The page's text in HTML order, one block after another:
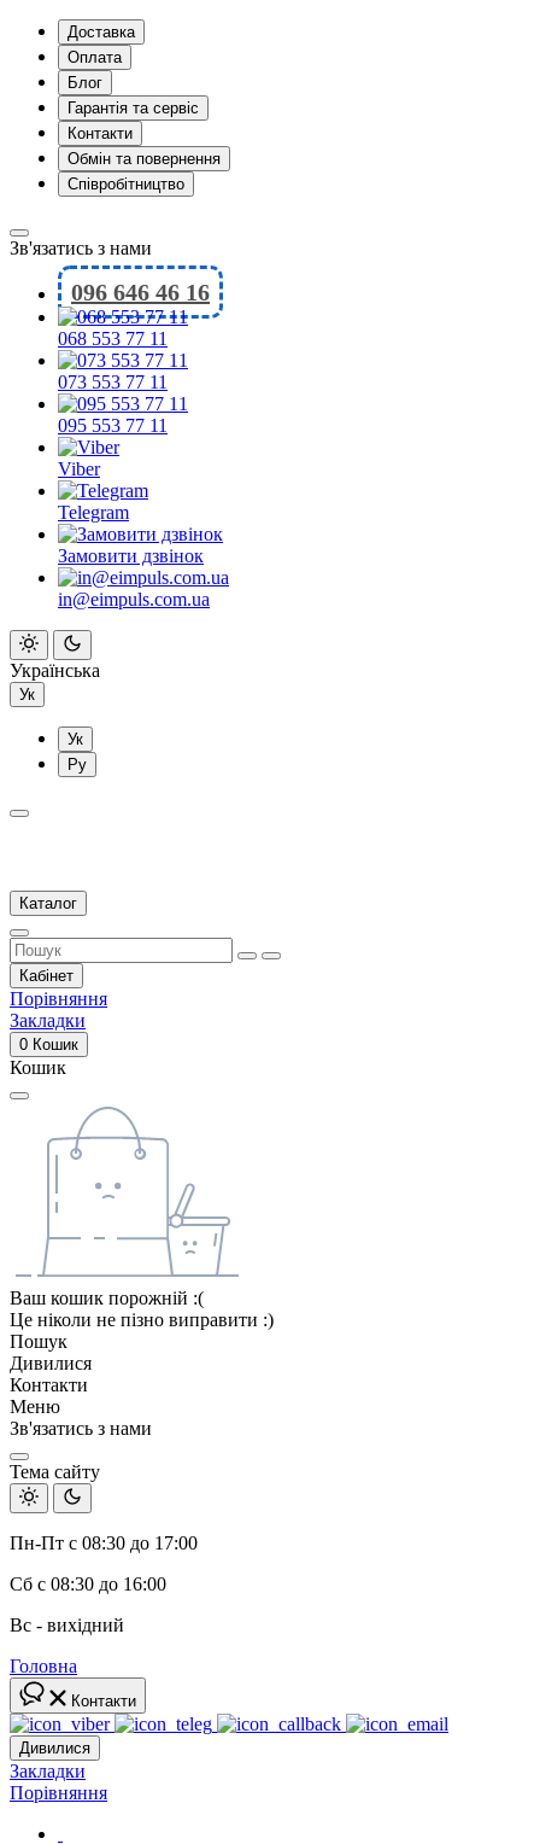
Доставка
Оплата
Блог
Гарантія та сервіс
Контакти
Обмін та повернення
Співробітництво
Зв'язатись з нами
096 646 46 16
068 553 77 11
073 553 77 11
095 553 77 11
Viber
Telegram
Замовити дзвінок
in@eimpuls.com.ua
Українська
Ук
Ук
Ру
Каталог
Кабінет
Порівняння
Закладки
0 Кошик
Кошик
Ваш кошик порожній :(
Це ніколи не пізно виправити :)
Пошук
Дивилися
Контакти
Меню
Зв'язатись з нами
Тема сайту
Пн-Пт с 08:30 до 17:00
Сб с 08:30 до 16:00
Вс - вихідний
Головна
Контакти
Дивилися
Закладки
Порівняння